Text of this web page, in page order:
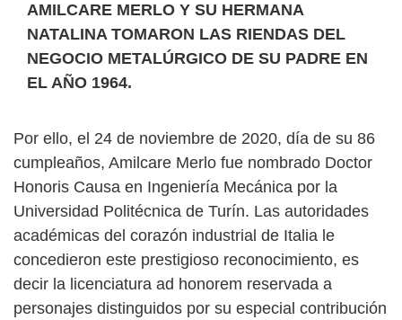
AMILCARE MERLO Y SU HERMANA
NATALINA TOMARON LAS RIENDAS DEL
NEGOCIO METALÚRGICO DE SU PADRE EN
EL AÑO 1964.
Por ello, el 24 de noviembre de 2020, día de su 86
cumpleaños, Amilcare Merlo fue nombrado Doctor
Honoris Causa en Ingeniería Mecánica por la
Universidad Politécnica de Turín. Las autoridades
académicas del corazón industrial de Italia le
concedieron este prestigioso reconocimiento, es
decir la licenciatura ad honorem reservada a
personajes distinguidos por su especial contribución